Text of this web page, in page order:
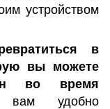
устройством
в
вы можете
во время
удобно